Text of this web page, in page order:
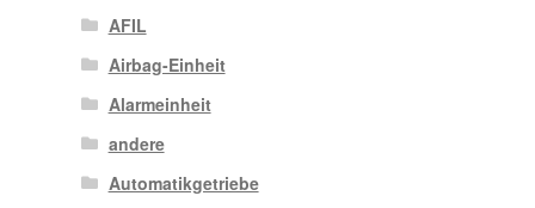
AFIL
Airbag-Einheit
Alarmeinheit
andere
Automatikgetriebe